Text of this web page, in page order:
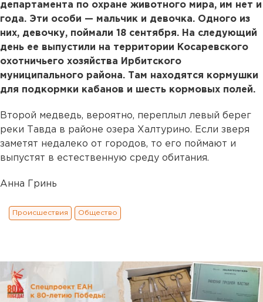
департамента по охране животного мира, им нет и
года. Эти особи — мальчик и девочка. Одного из
них, девочку, поймали 18 сентября. На следующий
день ее выпустили на территории Косаревского
охотничьего хозяйства Ирбитского
муниципального района. Там находятся кормушки
для подкормки кабанов и шесть кормовых полей.
Второй медведь, вероятно, переплыл левый берег
реки Тавда в районе озера Халтурино. Если зверя
заметят недалеко от городов, то его поймают и
выпустят в естественную среду обитания.
Анна Гринь
Происшествия Общество